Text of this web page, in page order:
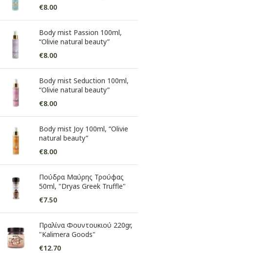
€8.00
Body mist Passion 100ml,
“Olivie natural beauty”
€8.00
Body mist Seduction 100ml,
“Olivie natural beauty”
€8.00
Body mist Joy 100ml, “Olivie
natural beauty”
€8.00
Πούδρα Μαύρης Τρούφας
50ml, "Dryas Greek Truffle"
€7.50
Πραλίνα Φουντουκιού 220gr,
"Kalimera Goods"
€12.70